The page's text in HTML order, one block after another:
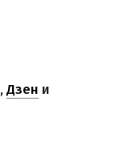
,Дзен и